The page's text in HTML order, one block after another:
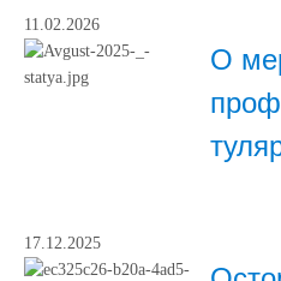
11.02.2026
О
17.12.2025